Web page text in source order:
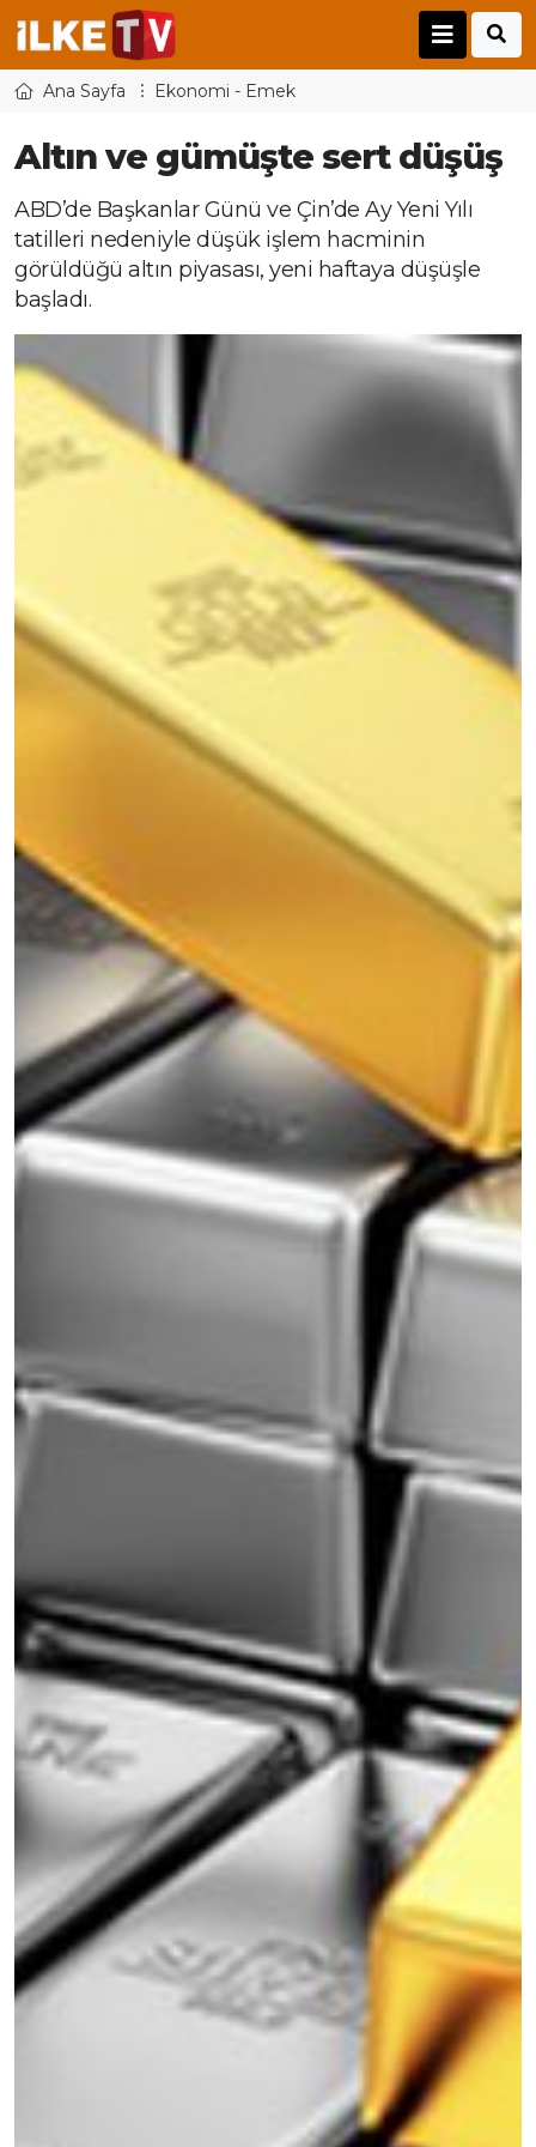
Ana Sayfa Ekonomi - Emek
Altın ve gümüşte sert düşüş
ABD’de Başkanlar Günü ve Çin’de Ay Yeni Yılı
tatilleri nedeniyle düşük işlem hacminin
görüldüğü altın piyasası, yeni haftaya düşüşle
başladı.